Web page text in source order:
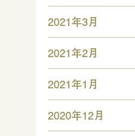
2021年3月
2021年2月
2021年1月
2020年12月